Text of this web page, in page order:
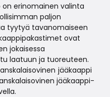
on erinomainen valinta
paljon
tyytyä tavanomaiseen
ovat
jokaisessa
laatuun ja tuoreuteen.
jääkaappi
jääkaappi-